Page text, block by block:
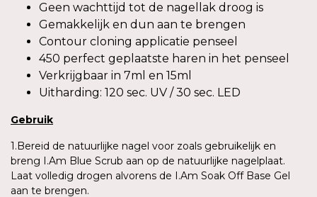
Geen wachttijd tot de nagellak droog is
Gemakkelijk en dun aan te brengen
Contour cloning applicatie penseel
450 perfect geplaatste haren in het penseel
Verkrijgbaar in 7ml en 15ml
Uitharding: 120 sec. UV / 30 sec. LED
Gebruik
1.Bereid de natuurlijke nagel voor zoals gebruikelijk en
breng I.Am Blue Scrub aan op de natuurlijke nagelplaat.
Laat volledig drogen alvorens de I.Am Soak Off Base Gel
aan te brengen.